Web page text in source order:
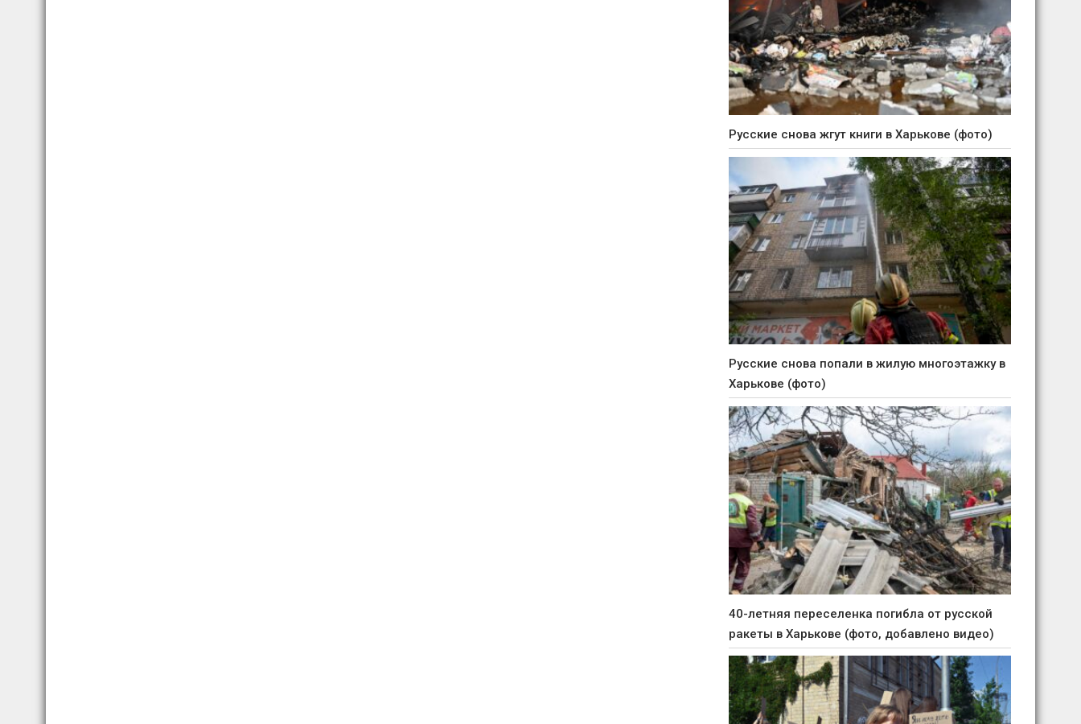
Русские снова жгут книги в Харькове (фото)
Русские снова попали в жилую многоэтажку в
Харькове (фото)
40-летняя переселенка погибла от русской
ракеты в Харькове (фото, добавлено видео)